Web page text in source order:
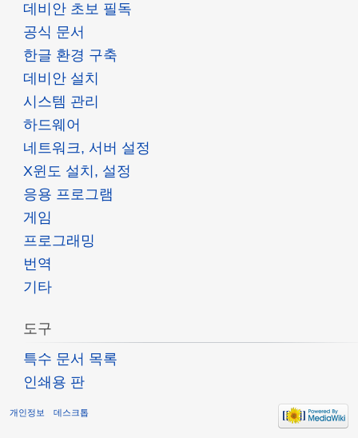
데비안 초보 필독
공식 문서
한글 환경 구축
데비안 설치
시스템 관리
하드웨어
네트워크, 서버 설정
X윈도 설치, 설정
응용 프로그램
게임
프로그래밍
번역
기타
도구
특수 문서 목록
인쇄용 판
개인정보 데스크톱